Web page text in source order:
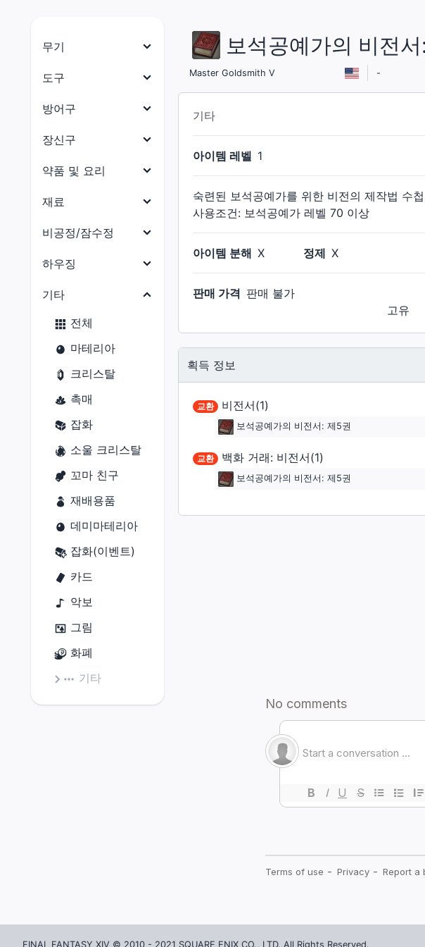
무기
백마도사
점성술사
닌자
사무라이
리퍼
음유시인
기공사
무도가
흑마도사
소환사
적마도사
청마도사
도구
목수
재봉사
연금술사
방어구
머리 방어구
발 방어구
허리 방어구
장신구
목걸이
약품 및 요리
요리
재료
식재료
금속재
목재
옷감
가죽재
골재
연금재
염료
비공정/잠수정
비공정(선체)
하우징
건축 허가증
외장(지붕)
외장(외벽)
외장(창문)
외장(문)
외장(지붕 장식)
외장(외벽 장식)
외장(간판)
외장(울타리)
내장(내벽)
내장(바닥)
내장(천장 조명)
조경물
소품(받침대)
소품(탁상)
기타
전체
마테리아
크리스탈
촉매
잡화
소울 크리스탈
꼬마 친구
재배용품
데미마테리아
잡화(이벤트)
카드
악보
그림
화폐
기타
보석공예가의 비전
Master Goldsmith V -
기타
아이템 레벨 1
숙련된 보석공예가를 위한 비전의 제작법 수
사용조건: 보석공예가 레벨 70 이상
아이템 분해 X 정제 X
판매 가격 판매 불가
고유
획득 정보
교환 비전서(1)
보석공예가의 비전서: 제5권
교환 백화 거래: 비전서(1)
보석공예가의 비전서: 제5권
FINAL FANTASY XIV © 2010 - 2021 SQUARE ENIX CO., LTD. All Rights Reserved.